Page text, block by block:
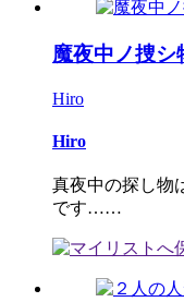
魔夜中ノ捜シ
Hiro
Hiro
真夜中の探し物
です……